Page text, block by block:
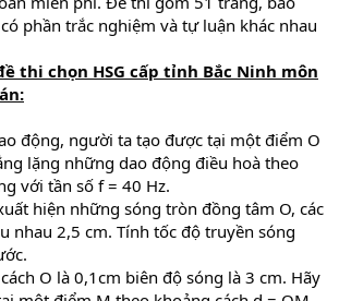
phần trắc nghiệm và tự luận khác nhau
thi chọn HSG cấp tỉnh Bắc Ninh môn
động, người ta tạo được tại một điểm O
lặng những dao động điều hoà theo
với tần số f = 40 Hz.
hiện những sóng tròn đồng tâm O, các
nhau 2,5 cm. Tính tốc độ truyền sóng
O là 0,1cm biên độ sóng là 3 cm. Hãy